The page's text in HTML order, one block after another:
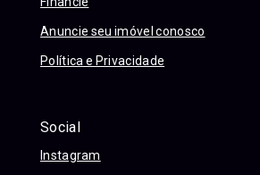
Anuncie seu imóvel conosco
Política e Privacidade
Social
Instagram